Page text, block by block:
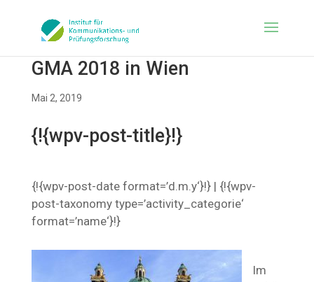
GMA 2018 in Wien
Mai 2, 2019
{!{wpv-post-title}!}
{!{wpv-post-date format=’d.m.y‘}!} | {!{wpv-
post-taxonomy type=’activity_categorie‘
format=’name‘}!}
Im